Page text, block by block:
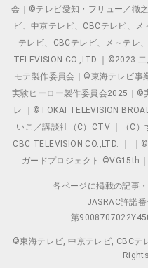
会｜©テレビ愛知・フリュー／徹
ビ、中京テレビ、CBCテレビ、
テレビ、CBCテレビ、メ～テレ
TELEVISION CO.,LTD.｜©2023
モテ製作委員会｜©東海テレビ
実験ヒーロー製作委員会2025｜©
レ ｜©TOKAI TELEVISION
いこ／講談社（C）CTV ｜（C
CBC TELEVISION CO.,LTD. ｜
ガードプロジェクト ©VG15th
各ページに掲載の記事
JASRAC許諾
第
©東海テレビ, 中京テレビ, CBCテ